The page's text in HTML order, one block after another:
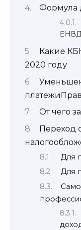
Формула
ЕНВД
Какие
2020 году
От чего
Переход
Для
Для